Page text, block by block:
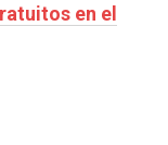
en el